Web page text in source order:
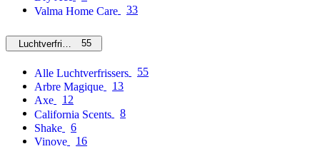
Valma Home Care
33
Luchtverfrissers55
Alle Luchtverfrissers
55
Arbre Magique
13
Axe
12
California Scents
8
Shake
6
Vinove
16